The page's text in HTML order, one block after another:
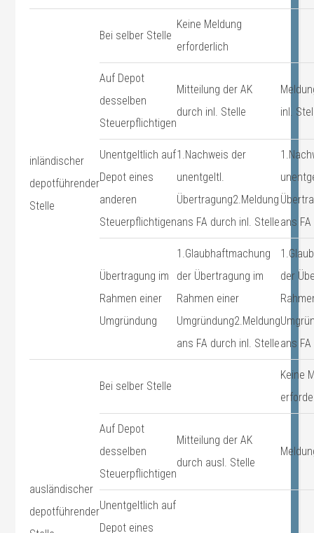
inländischer
depotführender
Stelle
Bei selber Stelle
Keine Meldung
erforderlich
Auf Depot
desselben
Steuerpflichtigen
Mitteilung der AK
durch inl. Stelle
inl.
Unentgeltlich auf
Depot eines
anderen
Steuerpflichtigen
1.Nachweis der
unentgeltl.
Übertragung2.Meldung
ans FA durch inl. Stelleans
Übertragung im
Rahmen einer
Umgründung
1.Glaubhaftmachung
der Übertragung im
Rahmen einer
Umgründung2.Meldung
ans FA durch inl. Stelle
der
ans
ausländischer
depotführender
Bei selber Stelle
Keine
Auf Depot
desselben
Steuerpflichtigen
Mitteilung der AK
durch ausl. Stelle
Unentgeltlich auf
Depot eines